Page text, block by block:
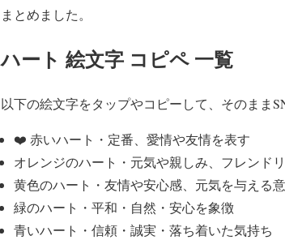
まとめました。
ハート 絵文字 コピペ 一覧
以下の絵文字をタップやコピーして、そのまま
❤️ 赤いハート・定番、愛情や友情を表す
オレンジのハート・元気や親しみ、フレンド
黄色のハート・友情や安心感、元気を与える
緑のハート・平和・自然・安心を象徴
青いハート・信頼・誠実・落ち着いた気持ち